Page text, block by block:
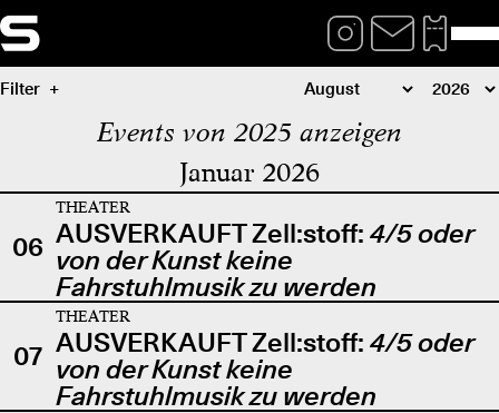
Filter
Events von 2025 anzeigen
Januar 2026
06
THEATER
AUSVERKAUFT Zell:stoff: 4/5 oder
von der Kunst keine
Fahrstuhlmusik zu werden
07
THEATER
AUSVERKAUFT Zell:stoff: 4/5 oder
von der Kunst keine
Fahrstuhlmusik zu werden